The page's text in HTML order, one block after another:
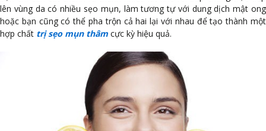
lên vùng da có nhiều sẹo mụn, làm tương tự với dung dịch mật ong
hoặc bạn cũng có thể pha trộn cả hai lại với nhau để tạo thành một
hợp chất trị sẹo mụn thâm cực kỳ hiệu quả.